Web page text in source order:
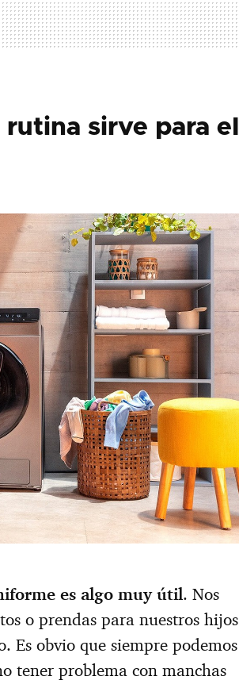
sirve para el
es algo muy útil. Nos
o prendas para nuestros hijos
Es obvio que siempre podemos
tener problema con manchas